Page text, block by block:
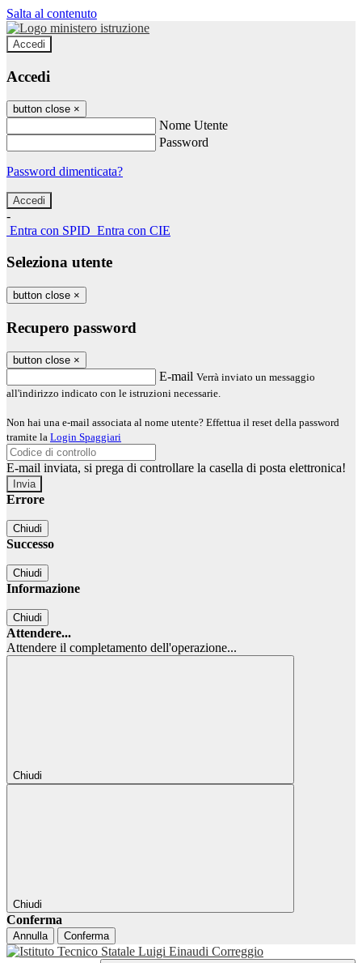
Salta al contenuto
Accedi
Accedi
button close ×
Nome Utente
Password
Password dimenticata?
-
Entra con SPID Entra con CIE
Seleziona utente
button close ×
Recupero password
button close ×
E-mail Verrà inviato un messaggio
all'indirizzo indicato con le istruzioni necessarie.
Non hai una e-mail associata al nome utente? Effettua il reset della password
tramite la Login Spaggiari
E-mail inviata, si prega di controllare la casella di posta elettronica!
Errore
Chiudi
Successo
Chiudi
Informazione
Chiudi
Attendere...
Attendere il completamento dell'operazione...
Chiudi
Chiudi
Conferma
Annulla Conferma